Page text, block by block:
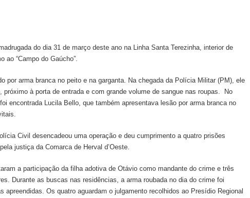
do dia 31 de março deste ano na Linha Santa Terezinha, interior de
ao “Campo do Gaúcho”.
por arma branca no peito e na garganta. Na chegada da Polícia Militar (PM), ele
próximo à porta de entrada e com grande volume de sangue nas roupas. No
encontrada Lucila Bello, que também apresentava lesão por arma branca no
Civil desencadeou uma operação e deu cumprimento a quatro prisões
justiça da Comarca de Herval d’Oeste.
a participação da filha adotiva de Otávio como mandante do crime e três
Durante as buscas nas residências, a arma roubada no dia do crime foi
apreendidas. Os quatro aguardam o julgamento recolhidos ao Presídio Regional